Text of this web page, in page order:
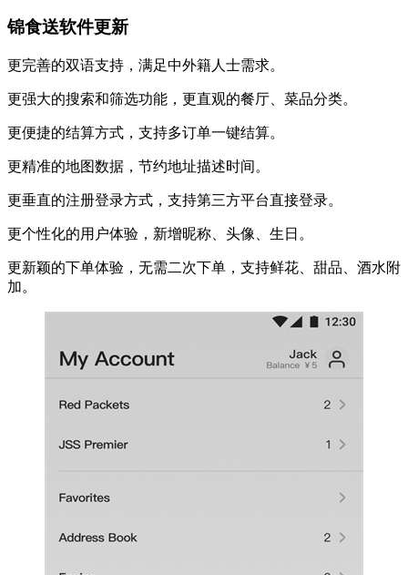
锦食送软件更新
更完善的双语支持，满足中外籍人士需求。
更强大的搜索和筛选功能，更直观的餐厅、菜品分类。
更便捷的结算方式，支持多订单一键结算。
更精准的地图数据，节约地址描述时间。
更垂直的注册登录方式，支持第三方平台直接登录。
更个性化的用户体验，新增昵称、头像、生日。
更新颖的下单体验，无需二次下单，支持鲜花、甜品、酒水附
加。